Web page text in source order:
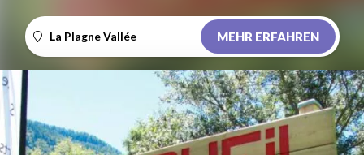
La Plagne Vallée MEHR ERFAHREN